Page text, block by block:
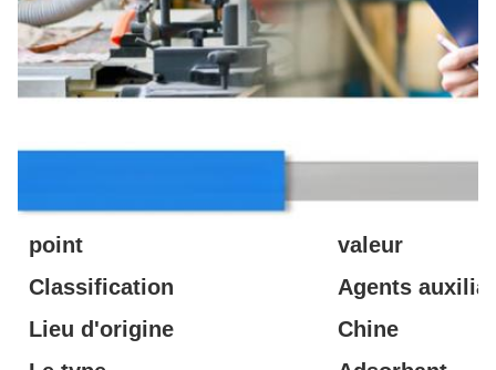
point
valeur
Classification
Agents
Lieu d'origine
Chine